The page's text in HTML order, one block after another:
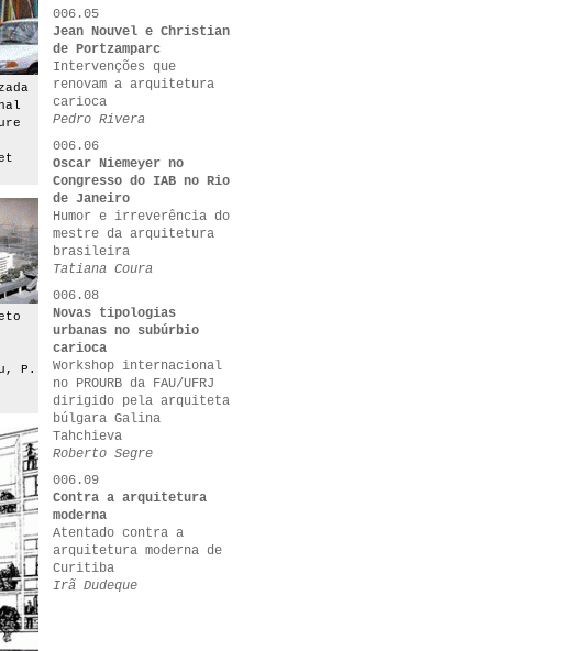
P.
006.05
Jean Nouvel e Christian
de Portzamparc
Intervenções que
renovam a arquitetura
carioca
Pedro Rivera
006.06
Oscar Niemeyer no
Congresso do IAB no Rio
de Janeiro
Humor e irreverência do
mestre da arquitetura
brasileira
Tatiana Coura
006.08
Novas tipologias
urbanas no subúrbio
carioca
Workshop internacional
no PROURB da FAU/UFRJ
dirigido pela arquiteta
búlgara Galina
Tahchieva
Roberto Segre
006.09
Contra a arquitetura
moderna
Atentado contra a
arquitetura moderna de
Curitiba
Irã Dudeque